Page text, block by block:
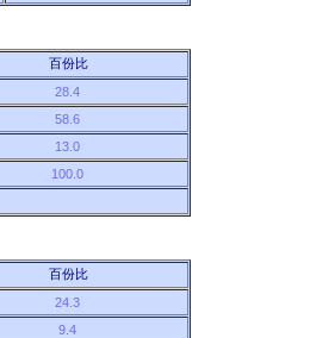
百份比
28.4
58.6
13.0
100.0
百份比
24.3
9.4